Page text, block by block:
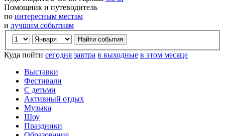
Помощник и путеводитель
по интересным местам
и лучшим событиям
Куда пойти сегодня завтра в выходные в этом месяце
Выставки
Фестивали
С детьми
Активный отдых
Музыка
Шоу
Праздники